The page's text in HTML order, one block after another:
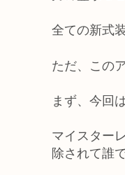
全ての新式
ただ、この
まず、今回
マイスター
除されて誰